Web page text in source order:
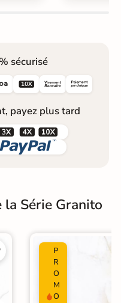
sécurisé

payez plus tard


Série Granito
P
R
O
M
O